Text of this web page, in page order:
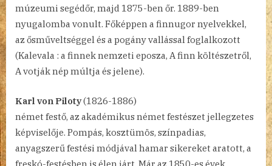
múzeumi segédőr, majd 1875-ben őr. 1889-ben
nyugalomba vonult. Főképpen a finnugor nyelvekkel,
az ősműveltséggel és a pogány vallással foglalkozott
(Kalevala : a finnek nemzeti eposza, A finn költészetről,
A votják nép múltja és jelene).
Karl von Piloty(1826-1886)
német festő, az akadémikus német festészet jellegzetes
képviselője. Pompás, kosztümös, színpadias,
anyagszerű festési módjával hamar sikereket aratott, a